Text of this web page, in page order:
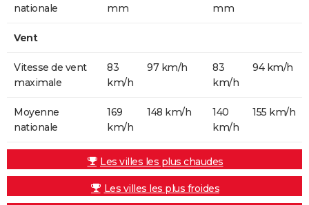
nationale
mm
mm
Vent
Vitesse de vent
maximale
83
km/h
97 km/h
83
km/h
94 km/h
Moyenne
nationale
169
km/h
148 km/h
140
km/h
155 km/h
Les villes les plus chaudes
Les villes les plus froides